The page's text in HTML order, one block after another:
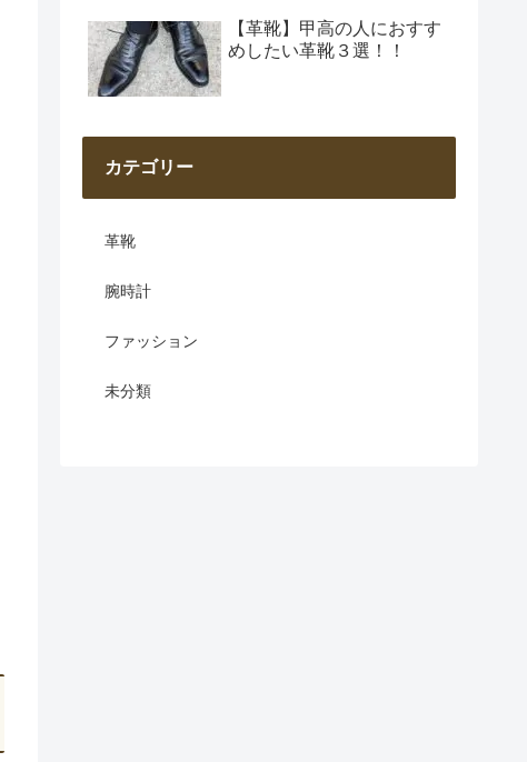
【革靴】甲高の人におすす
めしたい革靴３選！！
カテゴリー
革靴
腕時計
ファッション
未分類